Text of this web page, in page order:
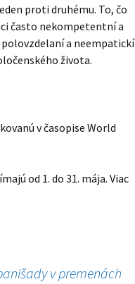
proti druhému. To, čo
často nekompetentní a
a neempatickí
života.
v časopise World
od 1. do 31. mája. Viac
v premenách